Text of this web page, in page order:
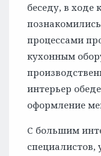
беседу, в ходе
процессами
кухонным
интерьер
оформление
С большим
специалистов,